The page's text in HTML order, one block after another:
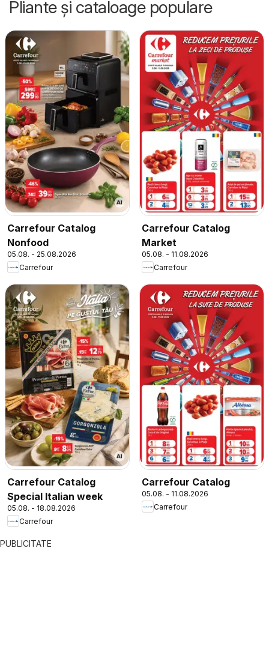
Pliante și cataloage populare
Carrefour Catalog
Nonfood
05.08. - 25.08.2026
Carrefour
Carrefour Catalog
Market
05.08. - 11.08.2026
Carrefour
Carrefour Catalog
Special Italian week
05.08. - 18.08.2026
Carrefour
Carrefour Catalog
05.08. - 11.08.2026
Carrefour
PUBLICITATE